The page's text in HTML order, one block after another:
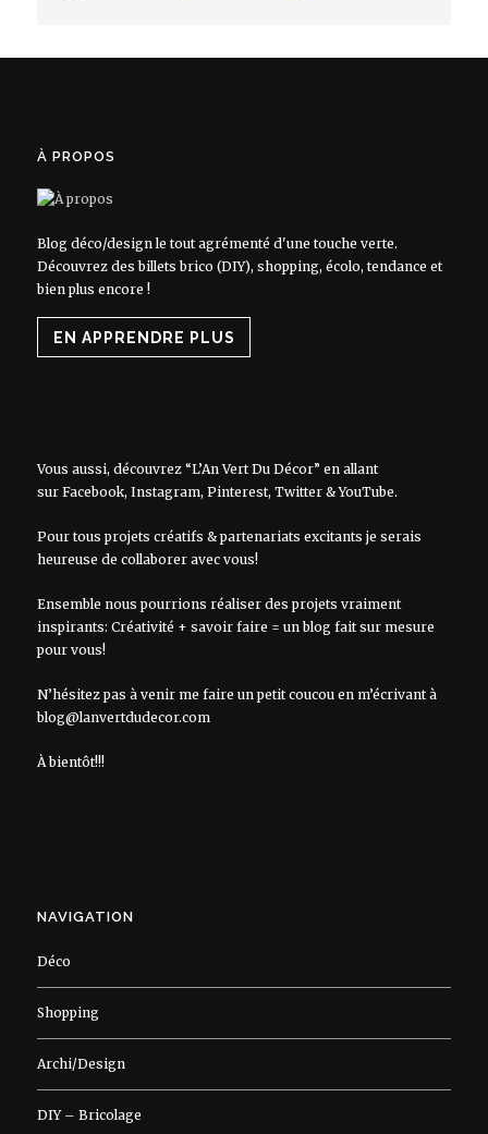
À PROPOS
Blog déco/design le tout agrémenté d'une touche verte.
Découvrez des billets brico (DIY), shopping, écolo, tendance et
bien plus encore !
EN APPRENDRE PLUS
Vous aussi, découvrez “L’An Vert Du Décor” en allant
sur Facebook, Instagram, Pinterest, Twitter&YouTube.
Pour tous projets créatifs & partenariats excitants je serais
heureuse de collaborer avec vous!
Ensemble nous pourrions réaliser des projets vraiment
inspirants: Créativité + savoir faire = un blog fait sur mesure
pour vous!
N’hésitez pas à venir me faire un petit coucou en m’écrivant à
blog@lanvertdudecor.com
À bientôt!!!
NAVIGATION
Déco
Shopping
Archi/Design
DIY – Bricolage